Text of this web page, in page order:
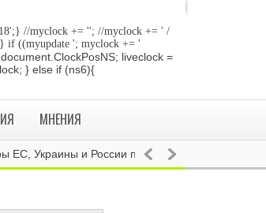
';} //myclock += ''; //myclock += ' /
if ((myupdate '; myclock += '
liveclock =
} else if (ns6){
МНЕНИЯ
Украины и России по газу пройдут 17 июля